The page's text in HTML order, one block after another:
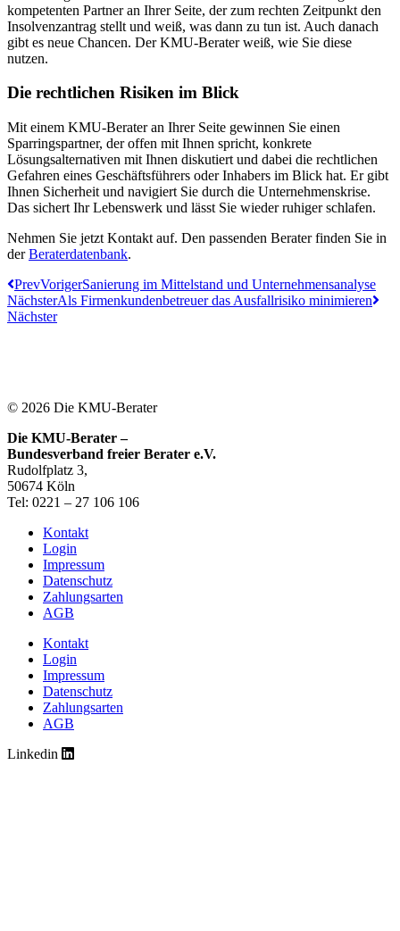
kompetenten Partner an Ihrer Seite, der zum rechten Zeitpunkt den
Insolvenzantrag stellt und weiß, was dann zu tun ist. Auch danach
gibt es neue Chancen. Der KMU-Berater weiß, wie Sie diese
nutzen.
Die rechtlichen Risiken im Blick
Mit einem KMU-Berater an Ihrer Seite gewinnen Sie einen
Sparringspartner, der offen mit Ihnen spricht, konkrete
Lösungsalternativen mit Ihnen diskutiert und dabei die rechtlichen
Gefahren eines Geschäftsführers oder Inhabers im Blick hat. Er gibt
Ihnen Sicherheit und navigiert Sie durch die Unternehmenskrise.
Das sichert Ihr Lebenswerk und lässt Sie wieder ruhiger schlafen.
Nehmen Sie jetzt Kontakt auf. Den passenden Berater finden Sie in
derBeraterdatenbank.
PrevVorigerSanierung im Mittelstand und Unternehmensanalyse
NächsterAls Firmenkundenbetreuer das Ausfallrisiko minimieren
Nächster
© 2026 Die KMU-Berater
Die KMU-Berater –
Bundesverband freier Berater e.V.
Rudolfplatz 3,
50674 Köln
Tel: 0221 – 27 106 106
Kontakt
Login
Impressum
Datenschutz
Zahlungsarten
AGB
Kontakt
Login
Impressum
Datenschutz
Zahlungsarten
AGB
Linkedin